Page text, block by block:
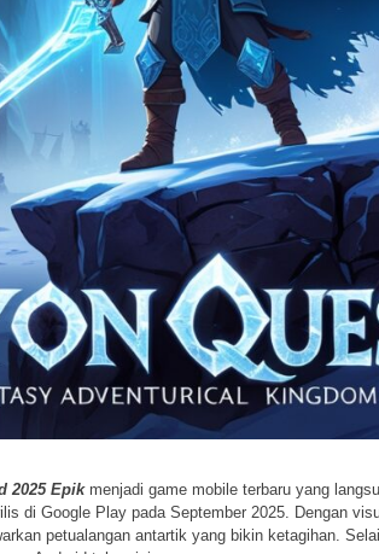
2025 Epikmenjadi game mobile terbaru yang
di Google Play pada September 2025. Dengan
petualangan antartik yang bikin ketagihan.